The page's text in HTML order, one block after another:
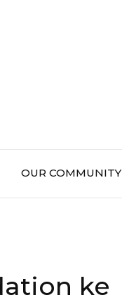
OUR COMMUNITY
ke